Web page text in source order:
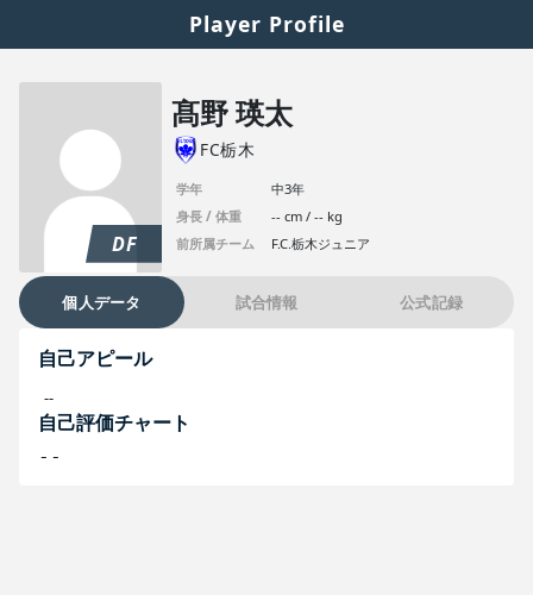
Player Profile
DF
髙野 瑛太
FC栃木
学年
中3年
身長 / 体重
-- cm / -- kg
前所属チーム
F.C.栃木ジュニア
個人データ 試合情報 公式記録
自己アピール
--
自己評価チャート
--